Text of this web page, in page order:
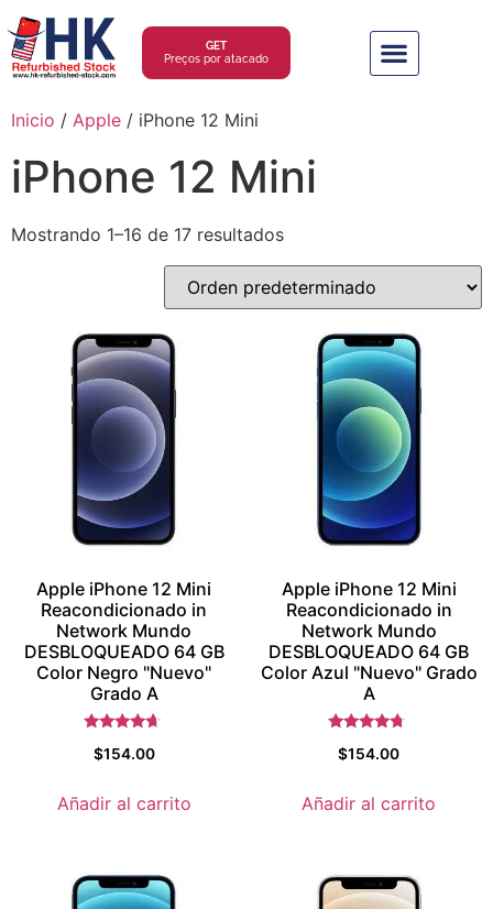
GET
Preços por atacado
Inicio / Apple / iPhone 12 Mini
iPhone 12 Mini
Mostrando 1–16 de 17 resultados
Apple iPhone 12 Mini
Reacondicionado in
Network Mundo
DESBLOQUEADO 64 GB
Color Negro "Nuevo"
Grado A
con
$154.00
Añadir al carrito
Apple iPhone 12 Mini
Reacondicionado in
Network Mundo
DESBLOQUEADO 64 GB
Color Azul "Nuevo" Grado
A
con
$154.00
Añadir al carrito